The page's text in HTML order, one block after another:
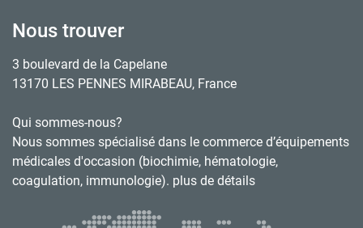
Nous trouver
3 boulevard de la Capelane
13170 LES PENNES MIRABEAU, France
Qui sommes-nous?
Nous sommes spécialisé dans le commerce d’équipements
médicales d'occasion (biochimie, hématologie,
coagulation, immunologie). plus de détails